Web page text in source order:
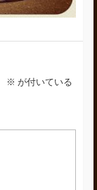
※ が付いている